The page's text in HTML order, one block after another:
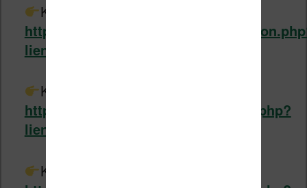
Kindle Paperwhite chez Amazon :
https://www.liseuses.net/liens/
lien=paperwhite
Kobo Nia chez Fnac.com :
https://www.liseuses.net/liens/fnac.php?
lien=kobonia
Kobo Clara HD chez Fnac.com :